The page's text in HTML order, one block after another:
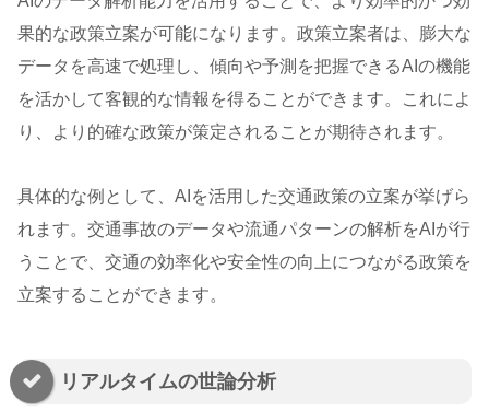
果的な政策立案が可能になります。政策立案者は、膨大な
データを高速で処理し、傾向や予測を把握できるAIの機能
を活かして客観的な情報を得ることができます。これによ
り、より的確な政策が策定されることが期待されます。
具体的な例として、AIを活用した交通政策の立案が挙げら
れます。交通事故のデータや流通パターンの解析をAIが行
うことで、交通の効率化や安全性の向上につながる政策を
立案することができます。
リアルタイムの世論分析